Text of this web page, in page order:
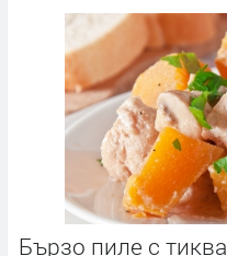
Бързо пиле с тиква